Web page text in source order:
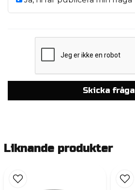
Skicka fråga
Liknande produkter